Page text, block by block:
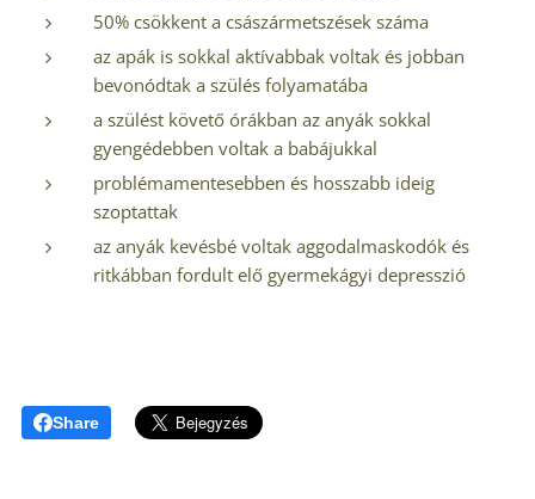
50% csökkent a császármetszések száma
az apák is sokkal aktívabbak voltak és jobban
bevonódtak a szülés folyamatába
a szülést követő órákban az anyák sokkal
gyengédebben voltak a babájukkal
problémamentesebben és hosszabb ideig
szoptattak
az anyák kevésbé voltak aggodalmaskodók és
ritkábban fordult elő gyermekágyi depresszió
Share